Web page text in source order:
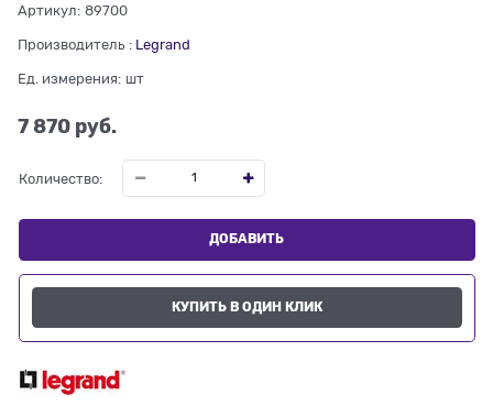
Артикул: 89700
Производитель : Legrand
Ед. измерения: шт
7 870 руб.
Количество:
ДОБАВИТЬ
КУПИТЬ В ОДИН КЛИК